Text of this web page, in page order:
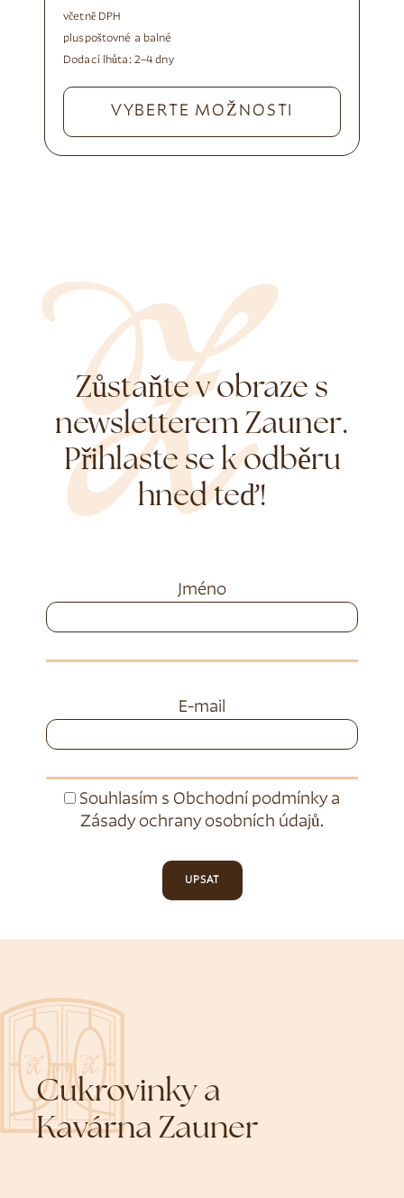
včetně DPH
pluspoštovné a balné
Dodací lhůta: 2–4 dny
VYBERTE MOŽNOSTI
Zůstaňte v obraze s
newsletterem Zauner.
Přihlaste se k odběru
hned teď!
Jméno
E-mail
Souhlasím s Obchodní podmínkya
Zásady ochrany osobních údajů.
UPSAT
Cukrovinky a
Kavárna Zauner